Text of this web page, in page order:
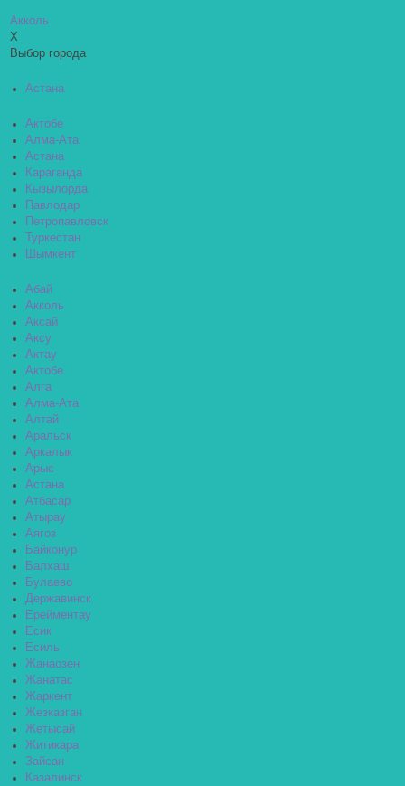
Акколь
X
Выбор города
Астана
Актобе
Алма-Ата
Астана
Караганда
Кызылорда
Павлодар
Петропавловск
Туркестан
Шымкент
Абай
Акколь
Аксай
Аксу
Актау
Актобе
Алга
Алма-Ата
Алтай
Аральск
Аркалык
Арыс
Астана
Атбасар
Атырау
Аягоз
Байконур
Балхаш
Булаево
Державинск
Ерейментау
Есик
Есиль
Жанаозен
Жанатас
Жаркент
Жезказган
Жетысай
Житикара
Зайсан
Казалинск